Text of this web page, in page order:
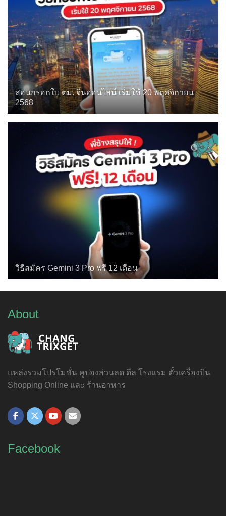
สอนกรอกใบ ตม. จีนออนไลน์ เริ่มใช้ 20 พฤศจิกายน
2568
วิธีสมัคร Gemini 3 Pro ฟรี 12 เดือน
About
แหล่งรวมโปรโมชั่น คูปองส่วนลด ดีล โรงแรม ตั๋วเครื่องบิน
Shopping Online และ ร้านอาหาร
Facebook